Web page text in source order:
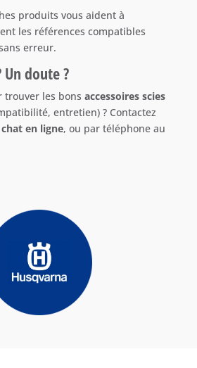
produits vous aident à
les références compatibles
erreur.
Un doute ?
trouver les bons accessoires scies
entretien) ? Contactez
chat en ligne, ou par téléphone au